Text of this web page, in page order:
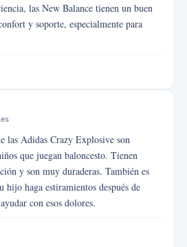
las New Balance tienen un buen
y soporte, especialmente para
las Adidas Crazy Explosive son
que juegan baloncesto. Tienen
y son muy duraderas. También es
hijo haga estiramientos después de
con esos dolores.